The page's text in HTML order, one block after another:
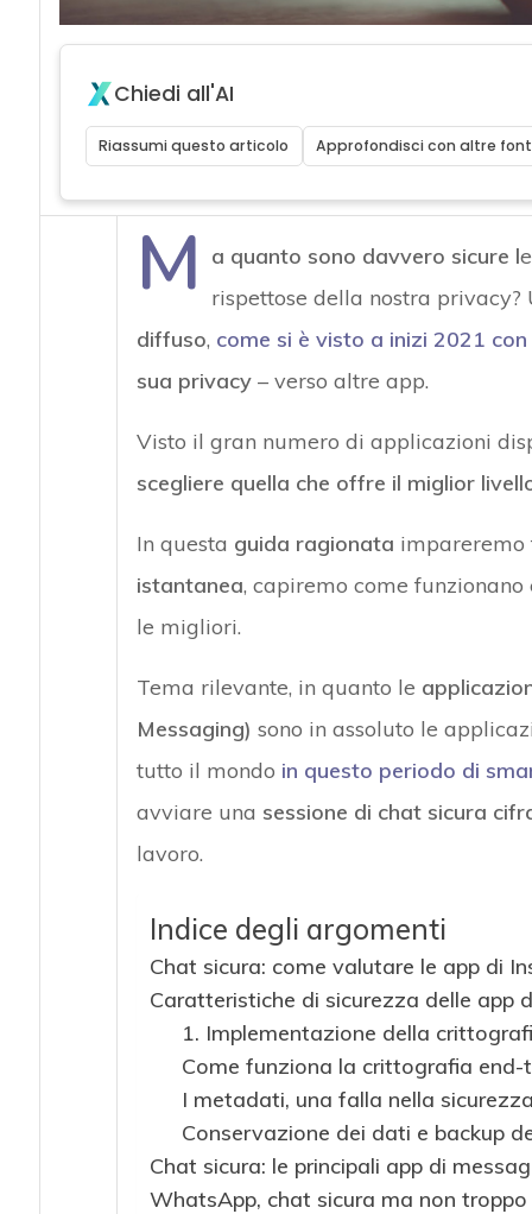
Chiedi all'AI
Riassumi questo articolo Approfondisci con altre
M a quanto sono davvero sicure l
rispettose della nostra privacy?
diffuso, come si è visto a inizi 2021
sua privacy– verso altre app.
Visto il gran numero di applicazioni
scegliere quella che offre il miglior
In questa guida ragionata
istantanea, capiremo come
le migliori.
Tema rilevante, in quanto le
Messaging) sono in assoluto le
tutto il mondo in questo periodo di
avviare una sessione di chat sicura
lavoro.
Indice degli argomenti
Chat sicura: come valutare le app di
Caratteristiche di sicurezza delle app
1. Implementazione della
Come funziona la crittografia end-
I metadati, una falla nella
Conservazione dei dati e backup
Chat sicura: le principali app di
WhatsApp, chat sicura ma non troppo